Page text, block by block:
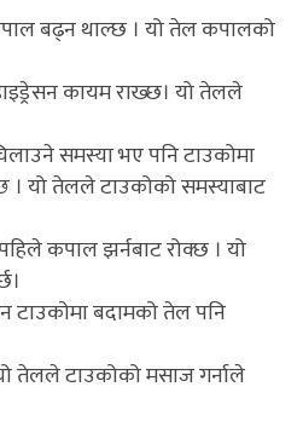
बढ्न थाल्छ । यो तेल कपालको
कायम राख्छ। यो तेलले
समस्या भए पनि टाउकोमा
यो तेलले टाउकोको समस्याबाट
कपाल झर्नबाट रोक्छ । यो
बदामको तेल पनि
तेलले टाउकोको मसाज गर्नाले